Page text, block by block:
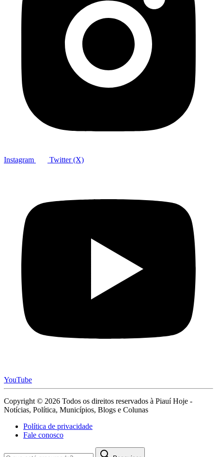
Instagram Twitter (X)
YouTube
Copyright © 2026 Todos os direitos reservados à Piauí Hoje -
Notícias, Política, Municípios, Blogs e Colunas
Política de privacidade
Fale conosco